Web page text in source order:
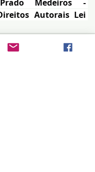
Autorais Lei